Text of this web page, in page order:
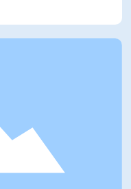
создавая